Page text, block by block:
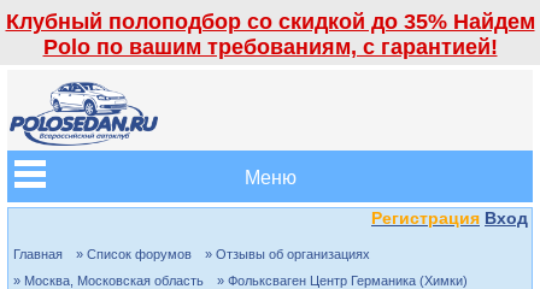
Клубный полоподбор со скидкой до 35% Найдем
Polo по вашим требованиям, с гарантией!
Меню
Регистрация Вход
Главная » Список форумов
» Отзывы об организациях
» Москва, Московская область
» Фольксваген Центр Германика (Химки)